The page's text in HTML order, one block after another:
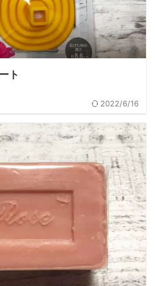
ト
2022/6/16